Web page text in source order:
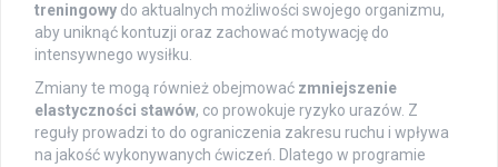
treningowy do aktualnych możliwości swojego organizmu,
aby uniknąć kontuzji oraz zachować motywację do
intensywnego wysiłku.
Zmiany te mogą również obejmować zmniejszenie
elastyczności stawów, co prowokuje ryzyko urazów. Z
reguły prowadzi to do ograniczenia zakresu ruchu i wpływa
na jakość wykonywanych ćwiczeń. Dlatego w programie